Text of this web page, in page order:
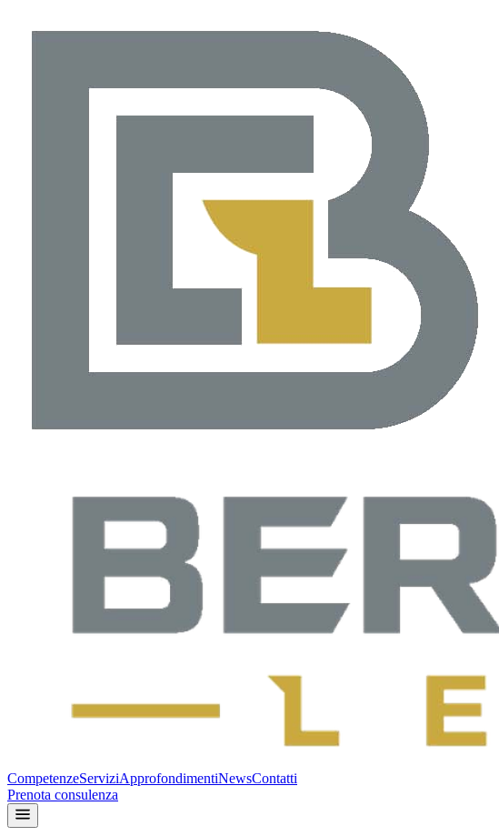
CompetenzeServiziApprofondimentiNewsContatti
Prenota consulenza